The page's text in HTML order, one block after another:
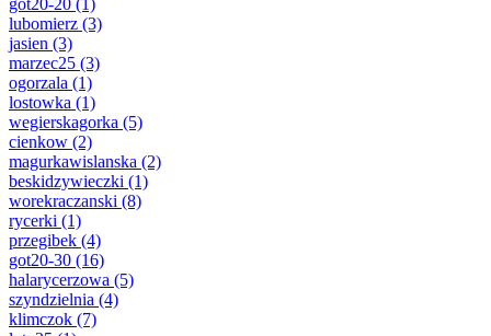
got20-20 (1)
lubomierz (3)
jasien (3)
marzec25 (3)
ogorzala (1)
lostowka (1)
wegierskagorka (5)
cienkow (2)
magurkawislanska (2)
beskidzywieczki (1)
worekraczanski (8)
rycerki (1)
przegibek (4)
got20-30 (16)
halarycerzowa (5)
szyndzielnia (4)
klimczok (7)